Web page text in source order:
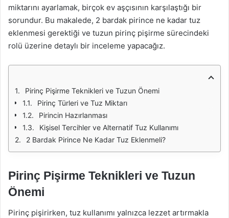
miktarını ayarlamak, birçok ev aşçısının karşılaştığı bir
sorundur. Bu makalede, 2 bardak pirince ne kadar tuz
eklenmesi gerektiği ve tuzun pirinç pişirme sürecindeki
rolü üzerine detaylı bir inceleme yapacağız.
Pirinç Pişirme Teknikleri ve Tuzun Önemi
Pirinç Türleri ve Tuz Miktarı
Pirincin Hazırlanması
Kişisel Tercihler ve Alternatif Tuz Kullanımı
2 Bardak Pirince Ne Kadar Tuz Eklenmeli?
Pirinç Pişirme Teknikleri ve Tuzun
Önemi
Pirinç pişirirken, tuz kullanımı yalnızca lezzet artırmakla